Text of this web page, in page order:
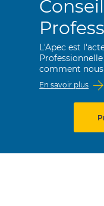
L'Apec est
comment
En savoir plus